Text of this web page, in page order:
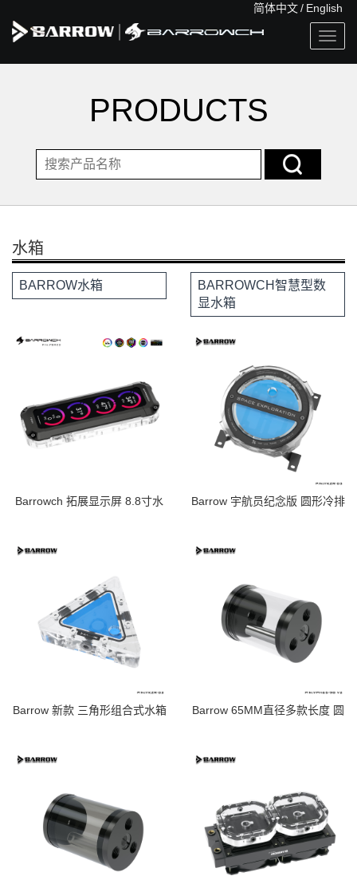
简体中文/ English
PRODUCTS
水箱
BARROW水箱
BARROWCH智慧型数
显水箱
Barrowch 拓展显示屏 8.8寸水
Barrow 宇航员纪念版 圆形冷排
Barrow 新款 三角形组合式水箱
Barrow 65MM直径多款长度 圆